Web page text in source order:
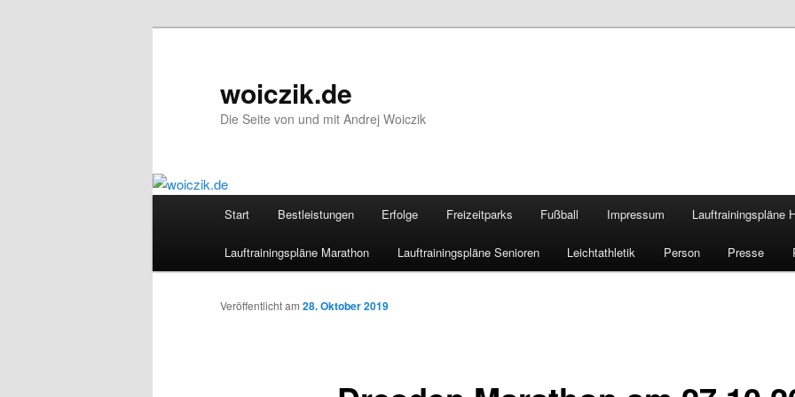
woiczik.de
Die Seite von und mit Andrej Woiczik
Start Bestleistungen Erfolge Freizeitparks Fußball Impressum Lauftrainingspläne
Lauftrainingspläne Marathon Lauftrainingspläne Senioren Leichtathletik Person Presse
Veröffentlicht am 28. Oktober 2019